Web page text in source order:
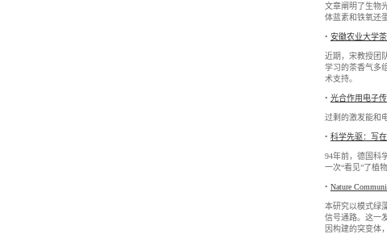
文章阐明了生物
体蓝素和铁氧还
• 安徽农业大学
近期，宋教授团
学习的茶香气多
术支持。
• 光合作用电子
过剩的激发能和
• 科学先驱：写
94年前，德国科
一次“看见”了植
• Nature
本研究以模式绿
信号通路。这一
因构建的突变体